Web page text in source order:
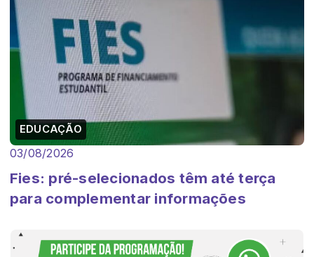
EDUCAÇÃO
03/08/2026
Fies: pré-selecionados têm até terça
para complementar informações